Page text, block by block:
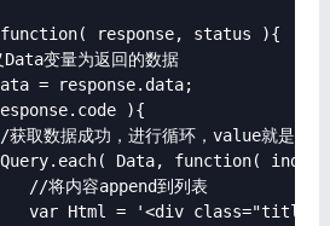
response, status ){
为返回的数据
){
，进行循环，value就是文章
Data, function( index,
到列表
class="title">' +